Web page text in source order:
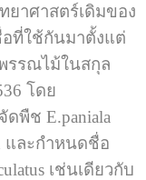
าศาสตร์เดิมของ
อที่ใช้กันมาตั้งแต่
รรณไม้ในสกุล
โดย
พืช E.paniala
และกำหนดชื่อ
เช่นเดียวกับ